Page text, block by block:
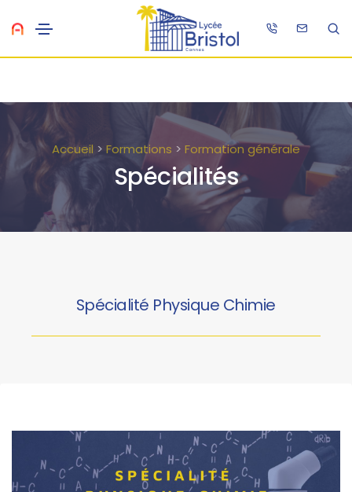
Accueil > Formations > Formation générale
Spécialités
Spécialité Physique Chimie